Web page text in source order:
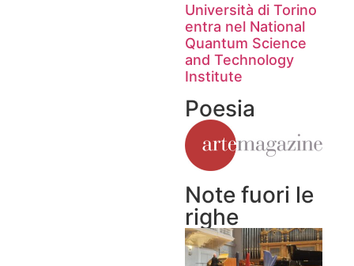
Università di Torino
entra nel National
Quantum Science
and Technology
Institute
Poesia
Note fuori le
righe